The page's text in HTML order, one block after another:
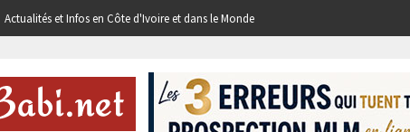
Actualités et Infos en Côte d'Ivoire et dans le Monde